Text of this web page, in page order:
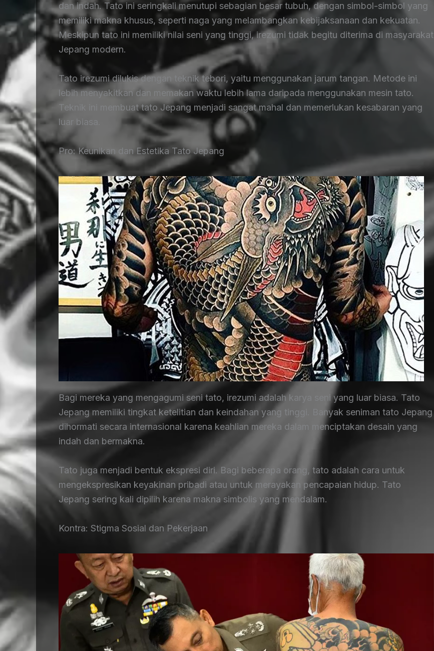
dan indah. Tato ini seringkali menutupi sebagian besar tubuh, dengan simbol-simbol yang
memiliki makna khusus, seperti naga yang melambangkan kebijaksanaan dan kekuatan.
Meskipun tato ini memiliki nilai seni yang tinggi, irezumi tidak begitu diterima di masyarakat
Jepang modern.
Tato irezumi dilukis dengan teknik tebori, yaitu menggunakan jarum tangan. Metode ini
lebih menyakitkan dan memakan waktu lebih lama daripada menggunakan mesin tato.
Teknik ini membuat tato Jepang menjadi sangat mahal dan memerlukan kesabaran yang
luar biasa.
Pro: Keunikan dan Estetika Tato Jepang
Bagi mereka yang mengagumi seni tato, irezumi adalah karya seni yang luar biasa. Tato
Jepang memiliki tingkat ketelitian dan keindahan yang tinggi. Banyak seniman tato Jepang
dihormati secara internasional karena keahlian mereka dalam menciptakan desain yang
indah dan bermakna.
Tato juga menjadi bentuk ekspresi diri. Bagi beberapa orang, tato adalah cara untuk
mengekspresikan keyakinan pribadi atau untuk merayakan pencapaian hidup. Tato
Jepang sering kali dipilih karena makna simbolis yang mendalam.
Kontra: Stigma Sosial dan Pekerjaan